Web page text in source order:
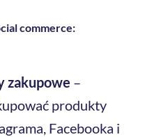
commerce:
zakupowe –
produkty
Facebooka i